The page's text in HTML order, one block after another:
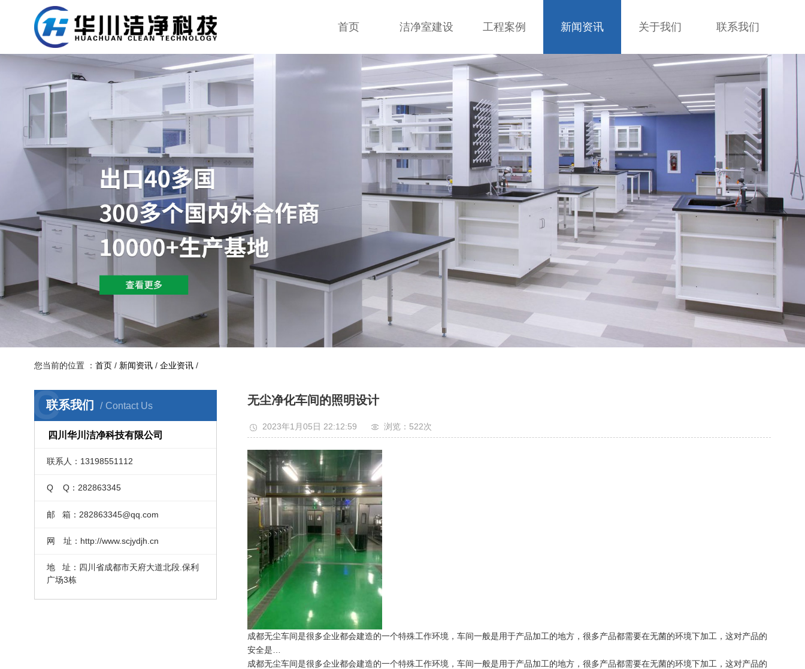
首页 洁净室建设 工程案例 新闻资讯 关于我们 联系我们
您当前的位置 ： 首页 / 新闻资讯 / 企业资讯 /
联系我们 Contact Us
C
四川华川洁净科技有限公司
联系人：13198551112
Q Q：282863345
邮 箱：282863345@qq.com
网 址：http://www.scjydjh.cn
地 址：四川省成都市天府大道北段.保利
广场3栋
无尘净化车间的照明设计
2023年1月05日 22:12:59 浏览：522次
成都无尘车间是很多企业都会建造的一个特殊工作环境，车间一般是用于产品加工的地方，很多产品都需要在无菌的环境下加工，这对产品的
安全是…
成都无尘车间是很多企业都会建造的一个特殊工作环境，车间一般是用于产品加工的地方，很多产品都需要在无菌的环境下加工，这对产品的